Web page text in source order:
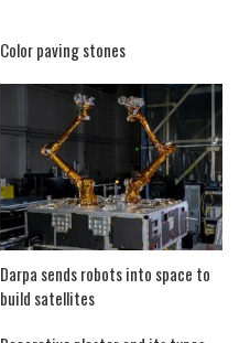
Color paving stones
Darpa sends robots into space to
build satellites